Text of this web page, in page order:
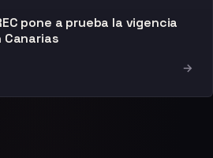
pone a prueba la vigencia
→